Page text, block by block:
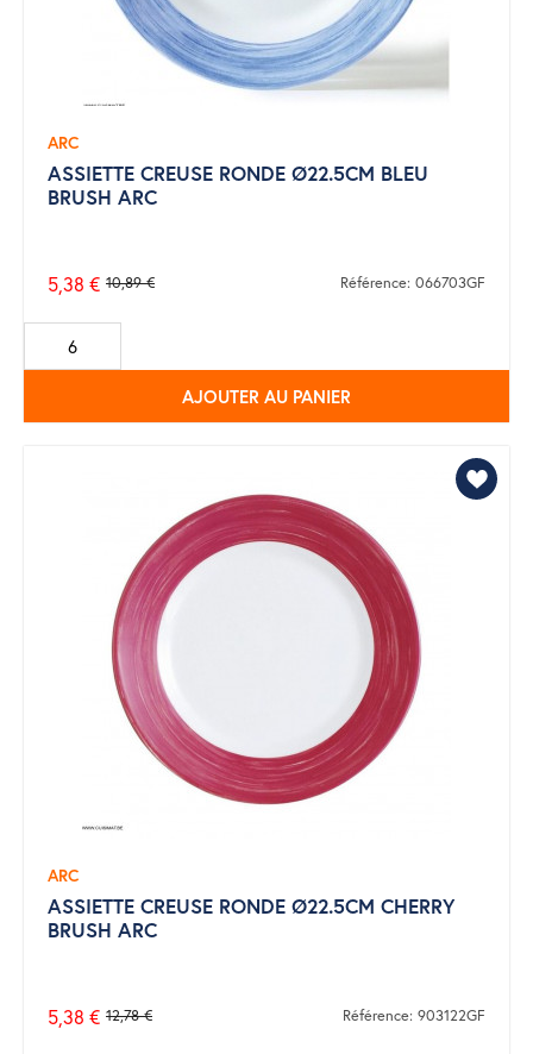
ARC
ASSIETTE CREUSE RONDE Ø22.5CM BLEU
BRUSH ARC
Prix
de
base
10,89 €
5,38 € Référence: 066703GF
AJOUTER AU PANIER
ARC
ASSIETTE CREUSE RONDE Ø22.5CM CHERRY
BRUSH ARC
Prix
12,78 €
5,38 € Référence: 903122GF